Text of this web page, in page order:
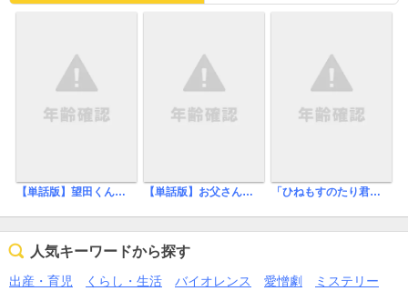
せん‪ ·͜·♡‬早く続きが読みたい〜(´>∀<｀)ゝ
【単話版】望田くんは恋をしている 【単話版】お父さんは許しません 「ひねもすのたり君と僕」番外編集【電子限定版】
人気キーワードから探す
出産・育児 くらし・生活 バイオレンス 愛憎劇
ミステリー